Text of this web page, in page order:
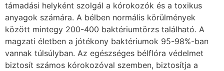
támadási helyként szolgál a kórokozók és a toxikus
anyagok számára. A bélben normális körülmények
között mintegy 200-400 baktériumtörzs található. A
magzati életben a jótékony baktériumok 95-98%-ban
vannak túlsúlyban. Az egészséges bélflóra védelmet
biztosít számos kórokozóval szemben, biztosítja a